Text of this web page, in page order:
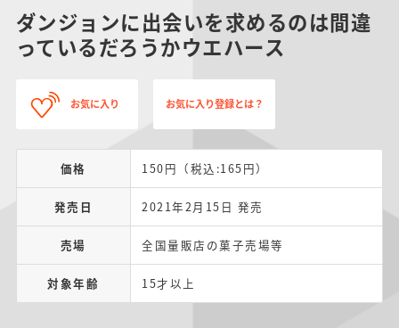
ダンジョンに出会いを求めるのは間違
っているだろうかウエハース
お気に入り お気に入り登録とは？
価格 150円（税込:165円）
発売日 2021年2月15日 発売
売場 全国量販店の菓子売場等
対象年齢 15才以上